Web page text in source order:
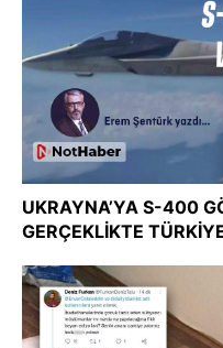
UKRAYNA’YA S-400
GERÇEKLİKTE